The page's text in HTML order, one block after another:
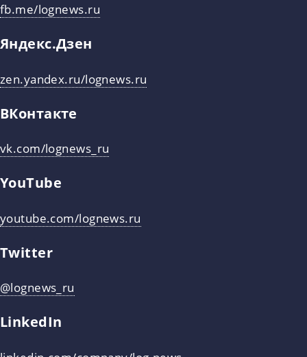
fb.me/lognews.ru
Яндекс.Дзен
zen.yandex.ru/lognews.ru
ВКонтакте
vk.com/lognews_ru
YouTube
youtube.com/lognews.ru
Twitter
@lognews_ru
LinkedIn